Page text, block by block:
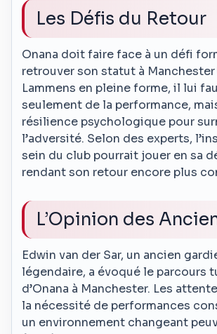
Les Défis du Retour
Onana doit faire face à un défi
retrouver son statut à
Lammens en pleine forme, il lui
seulement de la performance,
résilience psychologique pour
l’adversité. Selon des experts,
sein du club pourrait jouer en sa
rendant son retour encore plus
L’Opinion des
Edwin van der Sar, un ancien
légendaire, a évoqué le parcours
d’Onana à Manchester. Les
la nécessité de performances
un environnement changeant